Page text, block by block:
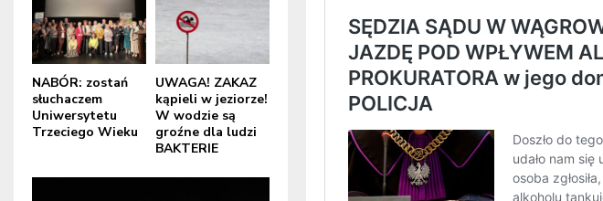
NABÓR: zostań
słuchaczem
Uniwersytetu
Trzeciego Wieku
UWAGA! ZAKAZ
kąpieli w jeziorze!
W wodzie są
groźne dla ludzi
BAKTERIE